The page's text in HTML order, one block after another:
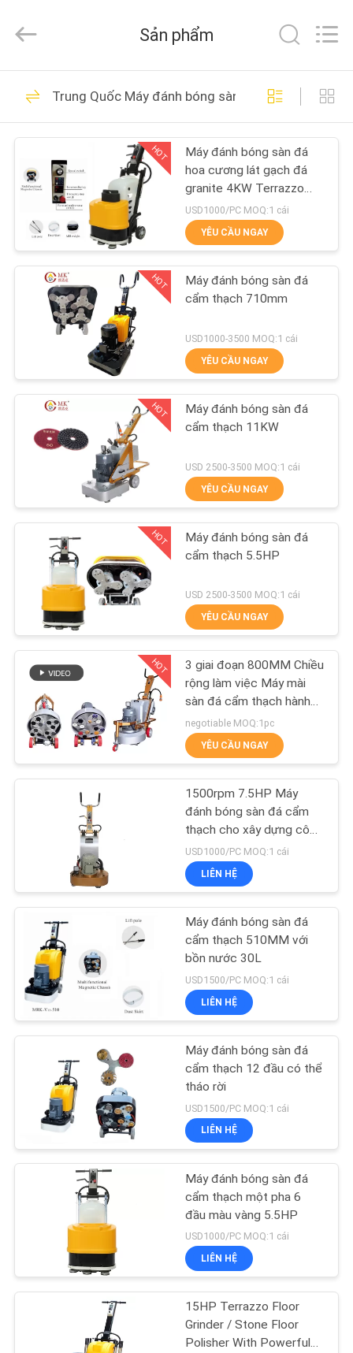
TRANG
CHỦ
CÁC
SẢN
PHẨM
VỀ
CHÚNG
QUAN
NHÀ
MÁY
SOÁT
CHẤT
LƯỢNG
LIÊN
HỆ
CHÚNG
TÔI
TIN
TỨC
TRANG
WEB
PRIVACY
POLICY
Dongguan
Merrock
All
Reserved.
Máy đánh bóng sàn
260
Máy mài sàn bê
tông
271
Máy mài sàn
Terrazzo
Máy đánh bóng sàn
Marble
Máy đánh bóng sàn
Granite
46
Máy nghiền đá
38
Máy đánh bóng sàn
bằng tay
Chất xử lý bê tông
Sản phẩm
Trung Quốc Máy đánh bóng sàn Marble
HOT
Máy đánh bóng sàn đá
hoa cương lát gạch đá
granite 4KW Terrazzo
một pha
USD1000/PC MOQ:1 cái
YÊU CẦU NGAY
HOT
Máy đánh bóng sàn đá
cẩm thạch 710mm
USD1000-3500 MOQ:1 cái
YÊU CẦU NGAY
HOT
Máy đánh bóng sàn đá
cẩm thạch 11KW
USD 2500-3500 MOQ:1 cái
YÊU CẦU NGAY
HOT
Máy đánh bóng sàn đá
cẩm thạch 5.5HP
USD 2500-3500 MOQ:1 cái
YÊU CẦU NGAY
HOT
3 giai đoạn 800MM Chiều
rộng làm việc Máy mài
sàn đá cẩm thạch hành
tinh
negotiable MOQ:1pc
YÊU CẦU NGAY
1500rpm 7.5HP Máy
đánh bóng sàn đá cẩm
thạch cho xây dựng công
nghiệp
USD1000/PC MOQ:1 cái
LIÊN HỆ
Máy đánh bóng sàn đá
cẩm thạch 510MM với
bồn nước 30L
USD1500/PC MOQ:1 cái
LIÊN HỆ
Máy đánh bóng sàn đá
cẩm thạch 12 đầu có thể
tháo rời
USD1500/PC MOQ:1 cái
LIÊN HỆ
Máy đánh bóng sàn đá
cẩm thạch một pha 6
đầu màu vàng 5.5HP
USD1000/PC MOQ:1 cái
LIÊN HỆ
15HP Terrazzo Floor
Grinder / Stone Floor
Polisher With Powerful